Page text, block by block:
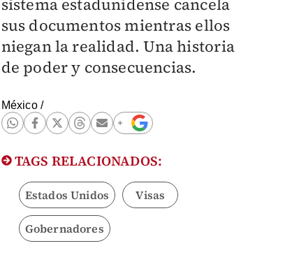
sistema estadunidense cancela
sus documentos mientras ellos
niegan la realidad. Una historia
de poder y consecuencias.
México/
TAGS RELACIONADOS:
Estados Unidos Visas
Gobernadores